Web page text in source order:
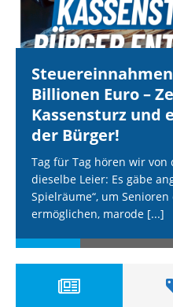
Billionen Euro –
Kassensturz und
der Bürger!
Tag für Tag hören wir
dieselbe Leier: Es gäbe
Spielräume“, um
ermöglichen, marode [...]